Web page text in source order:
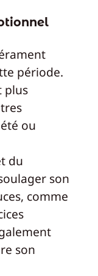
période.
plus
ou
du
son
comme
son